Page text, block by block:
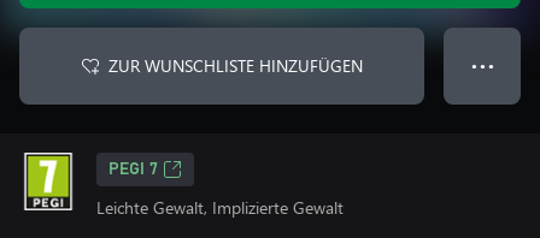
ZUR WUNSCHLISTE HINZUFÜGEN ● ● ●
PEGI 7
Leichte Gewalt, Implizierte Gewalt